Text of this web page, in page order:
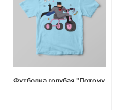
Футболка голубая "Потому